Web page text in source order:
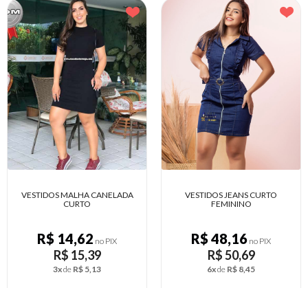
VESTIDOS JEANS CURTO
FEMININO
R$ 48,16no PIX
R$ 50,69
6xdeR$ 8,45
VESTIDO CURTO ALÇA ANIMAL
PRINT
R$ 12,92no PIX
R$ 13,60
2xdeR$ 6,80